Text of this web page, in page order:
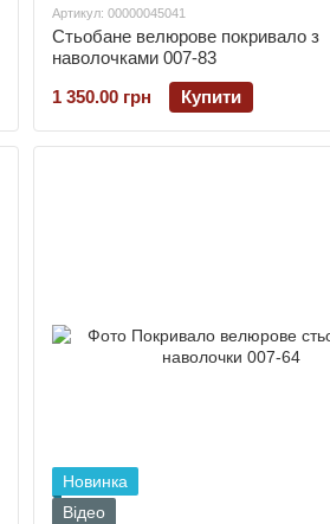
Артикул: 00000045041
Стьобане велюрове покривало з
наволочками 007-83
1 350.00 грн
Купити
Новинка
Відео